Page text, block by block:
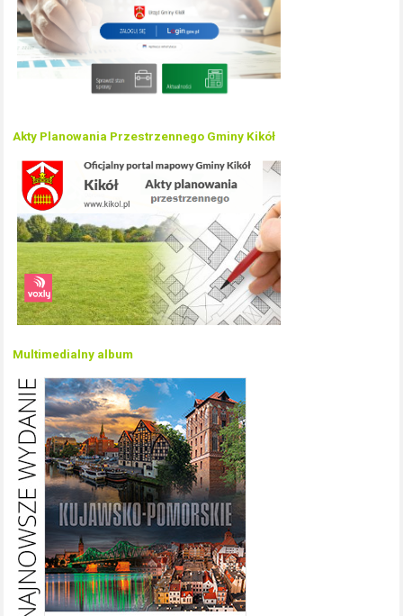
Akty Planowania Przestrzennego Gminy Kikół
Multimedialny album